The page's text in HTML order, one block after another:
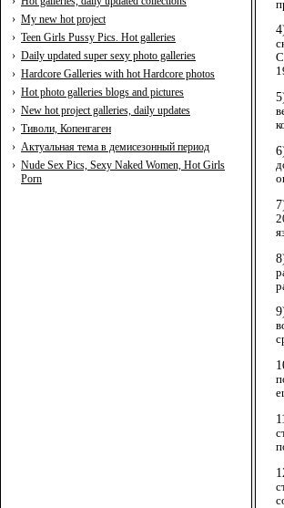
› My new hot project
› Teen Girls Pussy Pics. Hot galleries
› Daily updated super sexy photo galleries
› Hardcore Galleries with hot Hardcore photos
› Hot photo galleries blogs and pictures
› New hot project galleries, daily updates
› Тиволи, Копенгаген
› Актуальная тема в демисезонный период
› Nude Sex Pics, Sexy Naked Women, Hot Girls
Porn